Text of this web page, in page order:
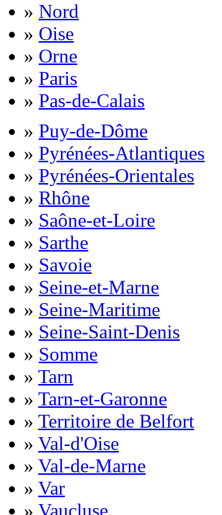
» Nord
» Oise
» Orne
» Paris
» Pas-de-Calais
» Puy-de-Dôme
» Pyrénées-Atlantiques
» Pyrénées-Orientales
» Rhône
» Saône-et-Loire
» Sarthe
» Savoie
» Seine-et-Marne
» Seine-Maritime
» Seine-Saint-Denis
» Somme
» Tarn
» Tarn-et-Garonne
» Territoire de Belfort
» Val-d'Oise
» Val-de-Marne
» Var
» Vaucluse